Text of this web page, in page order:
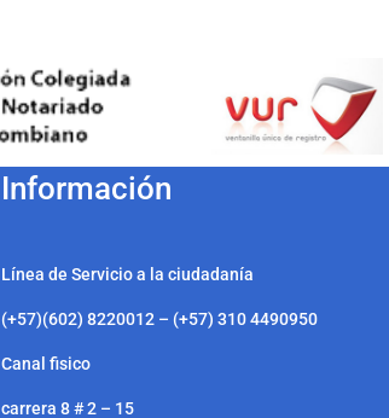
Información
Línea de Servicio a la ciudadanía
(+57)(602) 8220012 – (+57) 310 4490950
Canal fisico
carrera 8 # 2 – 15